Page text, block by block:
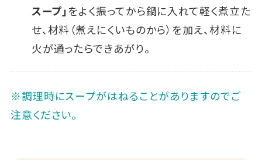
スープ」をよく振ってから鍋に入れて軽く煮立た
せ、材料（煮えにくいものから）を加え、材料に
火が通ったらできあがり。
※調理時にスープがはねることがありますのでご
注意ください。